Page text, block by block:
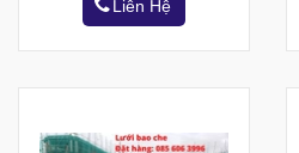
Liên Hệ